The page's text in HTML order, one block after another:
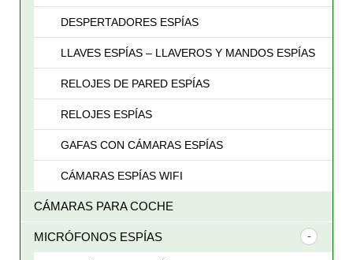
DESPERTADORES ESPÍAS
LLAVES ESPÍAS – LLAVEROS Y MANDOS ESPÍAS
RELOJES DE PARED ESPÍAS
RELOJES ESPÍAS
GAFAS CON CÁMARAS ESPÍAS
CÁMARAS ESPÍAS WIFI
CÁMARAS PARA COCHE
MICRÓFONOS ESPÍAS